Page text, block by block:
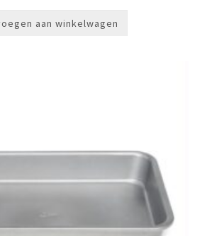
aan winkelwagen